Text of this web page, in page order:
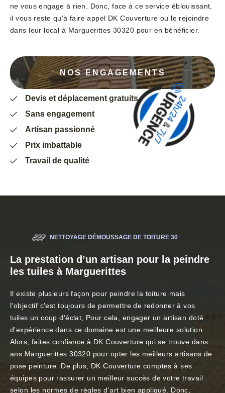
ne vous engage à rien. Donc, face à ce service éblouissant,
il vous reste qu'à faire appel DK Couverture ou le rejoindre
dans leur local à Marguerittes 30320 pour en bénéficier.
NOS ENGAGEMENTS
Devis et déplacement gratuits
Sans engagement
Artisan passionné
Prix imbattable
Travail de qualité
NETTOYAGE DÉMOUSSAGE DE TOITURE 30
La prestation d’un artisan pour la peindre
les tuiles à Marguerittes
Il existe plusieurs façon pour peindre la toiture mais
l'objectif c'est toujours de permettre de redonner à vos
tuiles un coup d’éclat, Pour cela, engager un artisan doté
d'expérience dans ce domaine est une meilleure solution.
Alors, faites confiance à DK Couverture qui se trouve dans
ans Marguerittes 30320 pour opter les meilleurs artisans de
pose peinture. De plus, DK Couverture comptes à ses
équipes pour rassurer un meilleur succès de votre travail
selon les normes de règles d'art bien appliqué. Donc,